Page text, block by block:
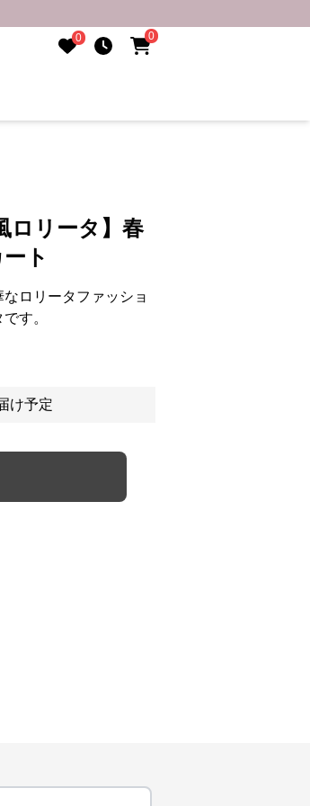
0 0
ロリータ】春
ト
ロリータファッショ
す。
け予定